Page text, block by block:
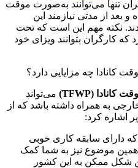
تنها می‌توانند به‌صورت موقت
بعد از مدتی نیازمند این
نکته مهم این است که تحت
کارگران بتوانند ویزای خود
کانادا چه مزایایی دارد؟
کانادا (TFWP
) می‌تواند
به همراه داشته باشد که از
اشاره کرد:
که دارای سابقه کاری خوبی
موضوع نیز به شما کمک
شکل ممکن به این کشور